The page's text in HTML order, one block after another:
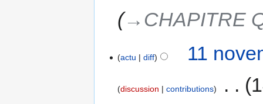
→‎CHAPITRE
actu diff 11
discussion contributions